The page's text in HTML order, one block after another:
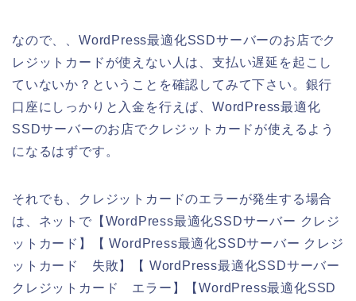
なので、、WordPress最適化SSDサーバーのお店でク
レジットカードが使えない人は、支払い遅延を起こし
ていないか？ということを確認してみて下さい。銀行
口座にしっかりと入金を行えば、WordPress最適化
SSDサーバーのお店でクレジットカードが使えるよう
になるはずです。
それでも、クレジットカードのエラーが発生する場合
は、ネットで【WordPress最適化SSDサーバー クレジ
ットカード】【 WordPress最適化SSDサーバー クレジ
ットカード 失敗】【 WordPress最適化SSDサーバー
クレジットカード エラー】【WordPress最適化SSD